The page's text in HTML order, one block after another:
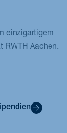
einzigartigem
RWTH Aachen.